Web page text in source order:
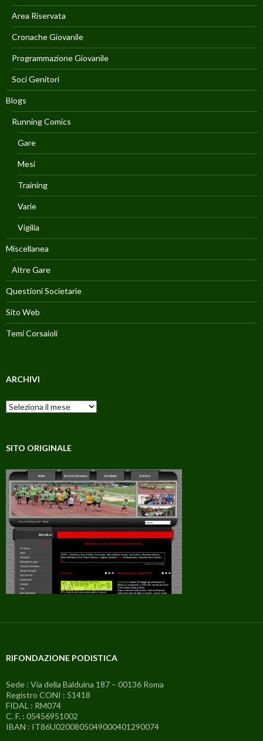
Area Riservata
Cronache Giovanile
Programmazione Giovanile
Soci Genitori
Blogs
Running Comics
Gare
Mesi
Training
Varie
Vigilia
Miscellanea
Altre Gare
Questioni Societarie
Sito Web
Temi Corsaioli
ARCHIVI
Archivi
SITO ORIGINALE
RIFONDAZIONE PODISTICA
Sede : Via della Balduina 187 – 00136 Roma
Registro CONI : 51418
FIDAL : RM074
C. F. : 05456951002
IBAN : IT86U0200805049000401290074